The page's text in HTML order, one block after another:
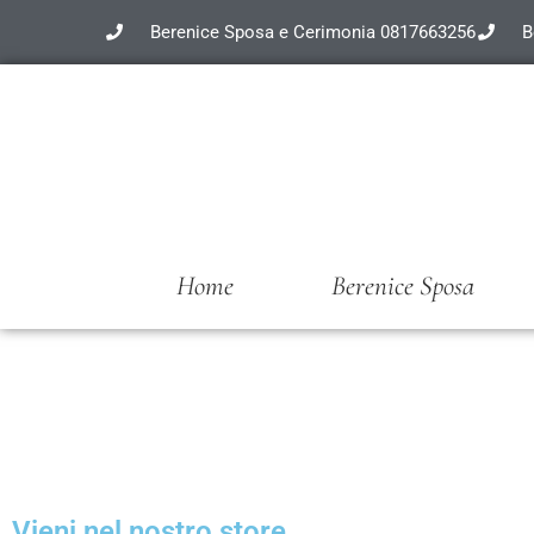
Berenice Sposa e Cerimonia 0817663256
Home Berenice Sposa